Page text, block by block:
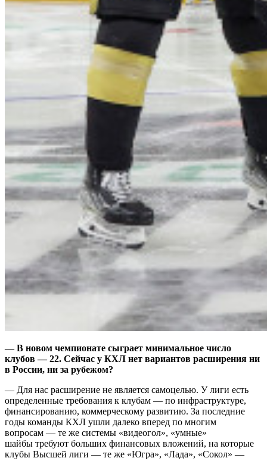
— В новом чемпионате сыграет минимальное число
клубов — 22. Сейчас у КХЛ нет вариантов расширения ни
в России, ни за рубежом?
— Для нас расширение не является самоцелью. У лиги есть
определенные требования к клубам — по инфраструктуре,
финансированию, коммерческому развитию. За последние
годы команды КХЛ ушли далеко вперед по многим
вопросам — те же системы «видеогол», «умные»
шайбы требуют больших финансовых вложений, на которые
клубы Высшей лиги — те же «Югра», «Лада», «Сокол» —